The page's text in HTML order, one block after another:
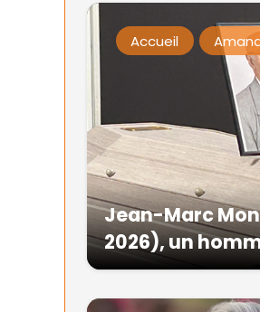
Accueil
Jean-Marc
2026), un